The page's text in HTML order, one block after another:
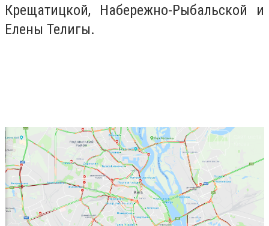
Крещатицкой, Набережно-Рыбальской и
Елены Телигы.